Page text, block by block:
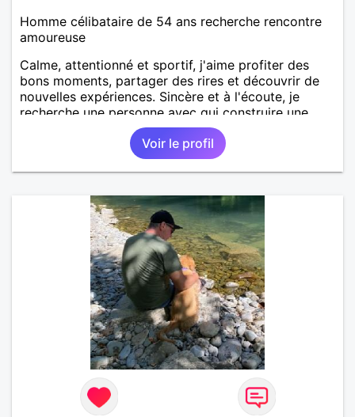
Homme célibataire de 54 ans recherche rencontre
amoureuse
Calme, attentionné et sportif, j'aime profiter des
bons moments, partager des rires et découvrir de
nouvelles expériences. Sincère et à l'écoute, je
recherche une personne avec qui construire une
belle complicité et une relation authentique.
Voir le profil